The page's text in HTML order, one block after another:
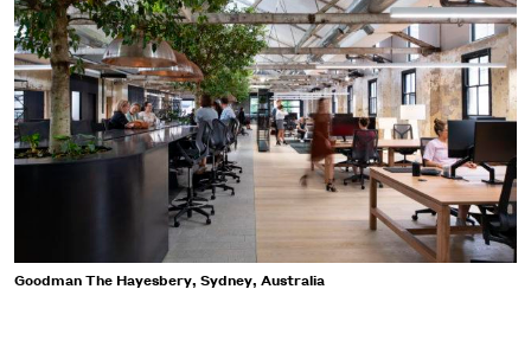
Goodman The Hayesbery, Sydney, Australia